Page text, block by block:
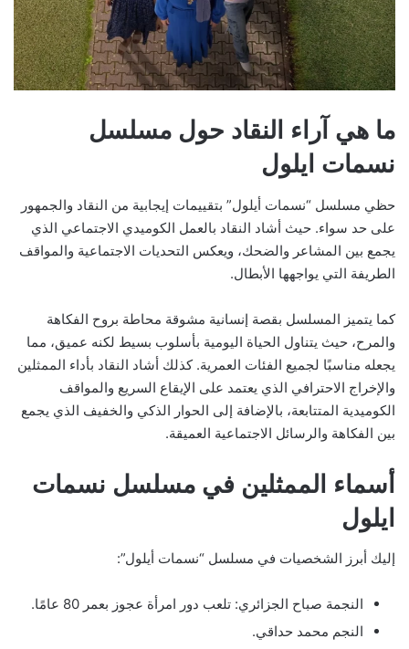
ما هي آراء النقاد حول مسلسل
نسمات ايلول
حظي مسلسل “نسمات أيلول” بتقييمات إيجابية من النقاد والجمهور
على حد سواء. حيث أشاد النقاد بالعمل الكوميدي الاجتماعي الذي
يجمع بين المشاعر والضحك، ويعكس التحديات الاجتماعية والمواقف
الطريفة التي يواجهها الأبطال.
كما يتميز المسلسل بقصة إنسانية مشوقة محاطة بروح الفكاهة
والمرح، حيث يتناول الحياة اليومية بأسلوب بسيط لكنه عميق، مما
يجعله مناسبًا لجميع الفئات العمرية. كذلك أشاد النقاد بأداء الممثلين
والإخراج الاحترافي الذي يعتمد على الإيقاع السريع والمواقف
الكوميدية المتتابعة، بالإضافة إلى الحوار الذكي والخفيف الذي يجمع
بين الفكاهة والرسائل الاجتماعية العميقة.
أسماء الممثلين في مسلسل نسمات
ايلول
إليك أبرز الشخصيات في مسلسل “نسمات أيلول”:
النجمة صباح الجزائري: تلعب دور امرأة عجوز بعمر 80 عامًا.
النجم محمد حداقي.